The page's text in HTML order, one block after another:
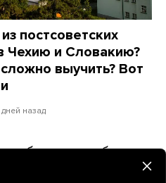
постсоветских
Чехию и Словакию?
выучить? Вот
дней назад
обыски в штаб-
находится